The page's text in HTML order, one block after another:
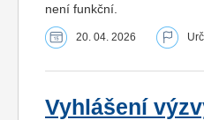
není funkční.
20. 04. 2026
Vyhlášení